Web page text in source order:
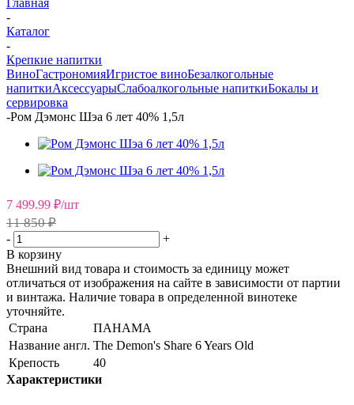
-
Каталог
-
Крепкие напитки
ВиноГастрономияИгристое виноБезалкогольные
напиткиАксессуарыСлабоалкогольные напиткиБокалы и
сервировка
-Ром Дэмонс Шэа 6 лет 40% 1,5л
7 499.99 ₽/шт
11 850 ₽
-
+
В корзину
Внешний вид товара и стоимость за единицу может
отличаться от изображения на сайте в зависимости от партии
и винтажа. Наличие товара в определенной винотеке
уточняйте.
Страна
ПАНАМА
Название англ. The Demon's Share 6 Years Old
Крепость
40
Характеристики